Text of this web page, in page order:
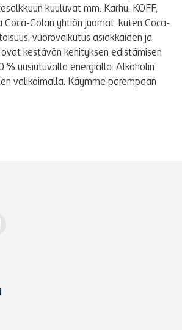
kuuluvat mm. Karhu, KOFF,
Colan yhtiön juomat, kuten Coca-
vuorovaikutus asiakkaiden ja
kestävän kehityksen edistämisen
uusiutuvalla energialla. Alkoholin
valikoimalla. Käymme parempaan